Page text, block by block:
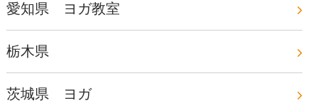
愛知県 ヨガ教室
栃木県
茨城県 ヨガ